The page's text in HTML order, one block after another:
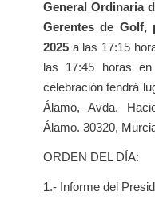
General Ordinaria
Gerentes de Golf,
2025 a las 17:15
las 17:45 horas
celebración tendrá
Álamo, Avda.
Álamo. 30320,
ORDEN DEL DÍA:
1.- Informe del